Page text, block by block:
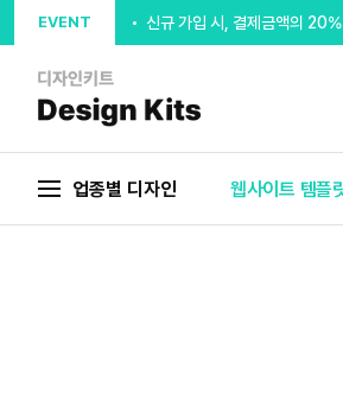
EVENT 신규 가입 시, 결제금액의
추천인 입력시 5,000P 지급
회원가입 디자인시안 무제한제
웰컴포인트 5,000P 지급
업종별 디자인 웹사이트 템플